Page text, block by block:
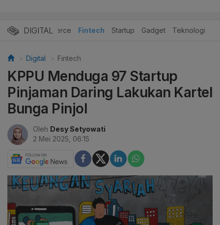
DIGITAL
E-Commerce Fintech Startup Gadget Teknologi
Digital Fintech
KPPU Menduga 97 Startup
Pinjaman Daring Lakukan Kartel
Bunga Pinjol
Oleh Desy Setyowati
2 Mei 2025, 06:15